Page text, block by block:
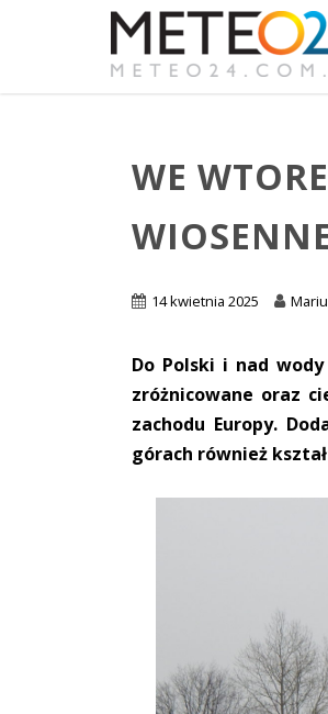
WE
14 kwietnia 2025
Do Polski i nad
zróżnicowane oraz
zachodu Europy.
górach również